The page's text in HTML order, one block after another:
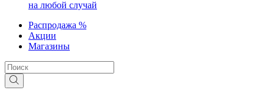
на любой случай
Распродажа %
Акции
Магазины